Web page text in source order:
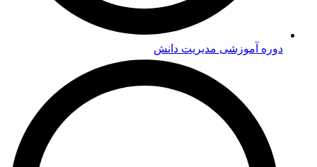
دوره‌ آموزشی مدیریت دانش